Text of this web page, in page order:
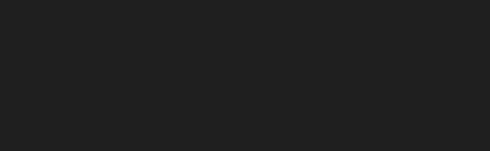
Viña Pedrosa – La